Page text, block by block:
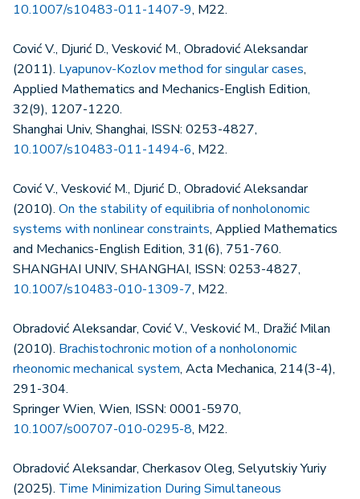
10.1007/s10483-011-1407-9, M22.
Cović V., Djurić D., Vesković M., Obradović Aleksandar
(2011). Lyapunov-Kozlov method for singular cases,
Applied Mathematics and Mechanics-English Edition,
32(9), 1207-1220.
Shanghai Univ, Shanghai, ISSN: 0253-4827,
10.1007/s10483-011-1494-6, M22.
Cović V., Vesković M., Djurić D., Obradović Aleksandar
(2010). On the stability of equilibria of nonholonomic
systems with nonlinear constraints, Applied Mathematics
and Mechanics-English Edition, 31(6), 751-760.
SHANGHAI UNIV, SHANGHAI, ISSN: 0253-4827,
10.1007/s10483-010-1309-7, M22.
Obradović Aleksandar, Cović V., Vesković M., Dražić Milan
(2010). Brachistochronic motion of a nonholonomic
rheonomic mechanical system, Acta Mechanica, 214(3-4),
291-304.
Springer Wien, Wien, ISSN: 0001-5970,
10.1007/s00707-010-0295-8, M22.
Obradović Aleksandar, Cherkasov Oleg, Selyutskiy Yuriy
(2025). Time Minimization During Simultaneous